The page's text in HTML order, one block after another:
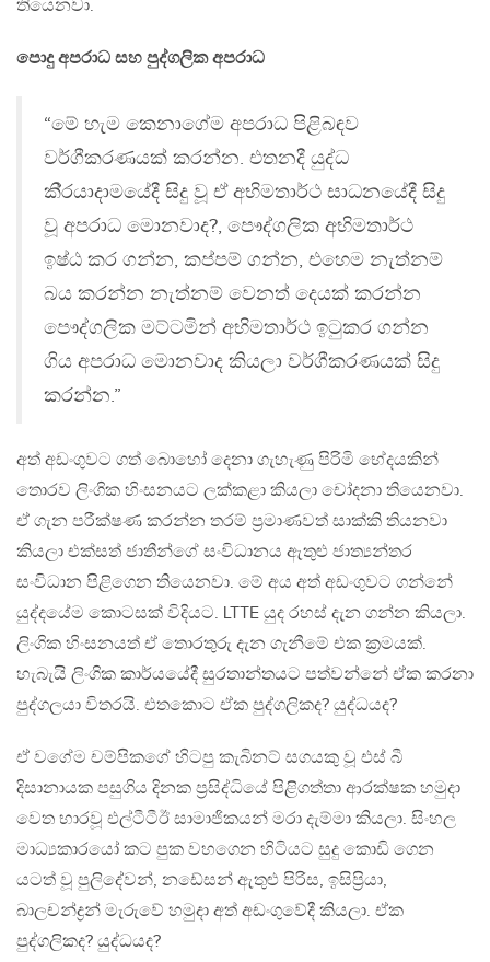
තියෙනවා.
පොදු අපරාධ සහ පුද්ගලික අපරාධ
“මේ හැම කෙනාගේම අපරාධ පිළිබඳව
වර්ගීකරණයක් කරන්න. එතනදී යුද්ධ
කි‍්‍රයාදාමයේදී සිදු වූ ඒ අභිමතාර්ථ සාධනයේදී සිදු
වූ අපරාධ මොනවාද?, පෞද්ගලික අභිමතාර්ථ
ඉෂ්ඨ කර ගන්න, කප්පම් ගන්න, එහෙම නැත්නම්
බය කරන්න නැත්නම් වෙනත් දෙයක් කරන්න
පෞද්ගලික මට්ටමින් අභිමතාර්ථ ඉටුකර ගන්න
ගිය අපරාධ මොනවාද කියලා වර්ගීකරණයක් සිදු
කරන්න.”
අත් අඩංගුවට ගත් බොහෝ දෙනා ගැහැණු පිරිමි භේදයකින්
තොරව ලිංගික හිංසනයට ලක්කළා කියලා චෝදනා තියෙනවා.
ඒ ගැන පරීක්ෂණ කරන්න තරම් ප්‍රමාණවත් සාක්කි තියනවා
කියලා එක්සත් ජාතීන්ගේ සංවිධානය ඇතුළු ජාත්‍යන්තර
සංවිධාන පිළිගෙන තියෙනවා. මේ අය අත් අඩංගුවට ගන්නේ
යුද්දයේම කොටසක් විදියට. LTTE යුද රහස් දැන ගන්න කියලා.
ලිංගික හිංසනයත් ඒ තොරතුරු දැන ගැනීමේ එක ක්‍රමයක්.
හැබැයි ලිංගික කාර්යයේදී සුරතාන්තයට පත්වන්නේ ඒක කරනා
පුද්ගලයා විතරයි. එතකොට ඒක පුද්ගලිකද? යුද්ධයද?
ඒ වගේම චම්පිකගේ හිටපු කැබිනට් සගයකු වූ එස් බී
දිසානායක පසුගිය දිනක ප්‍රසිද්ධියේ පිළිගත්තා ආරක්ෂක හමුදා
වෙත භාරවූ එල්ටීටීඊ සාමාජිකයන් මරා දැම්මා කියලා. සිංහල
මාධ්‍යකාරයෝ කට පුක වහගෙන හිටියට සුදු කොඩි ගෙන
යටත් වූ පුලිදේවන්, නඩේසන් ඇතුළු පිරිස, ඉසිප්‍රියා,
බාලචන්ද්‍රන් මැරුවේ හමුදා අත් අඩංගුවේදී කියලා. ඒක
පුද්ගලිකද? යුද්ධයද?